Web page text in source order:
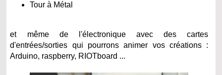
Tour à Métal
et même de l'électronique avec des cartes
d'entrées/sorties qui pourrons animer vos créations :
Arduino, raspberry, RIOTboard ...